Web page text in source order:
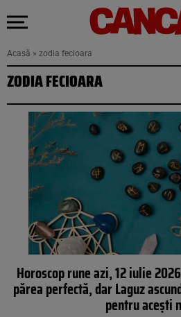
Acasă » zodia fecioara
ZODIA FECIOARA
Horoscop rune azi, 12 iulie
părea perfectă, dar Laguz
pentru acești